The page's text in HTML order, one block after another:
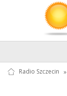
Radio Szczecin »